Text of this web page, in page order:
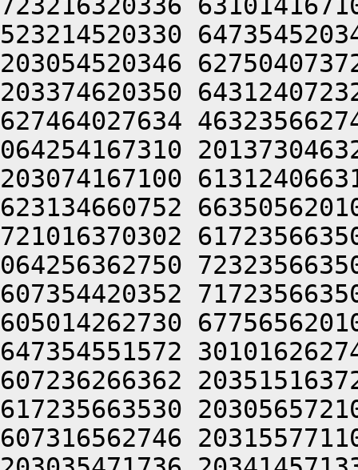
523214520330
203054520346
203374620350
627464027634
064254167310
203074167100
623134660752
721016370302
064256362750
607354420352
605014262730
647354551572
607236266362
617235663530
607316562746